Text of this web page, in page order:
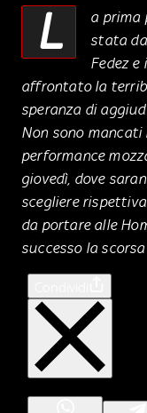
L
a prima
stata
Fedez e
affrontato la
speranza di
Non sono mancati
performance
giovedì, dove
scegliere
da portare alle
successo la